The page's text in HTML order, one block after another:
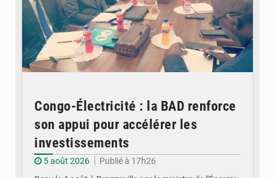
Congo-Électricité : la BAD renforce
son appui pour accélérer les
investissements
5 août 2026
Publié à 17h26